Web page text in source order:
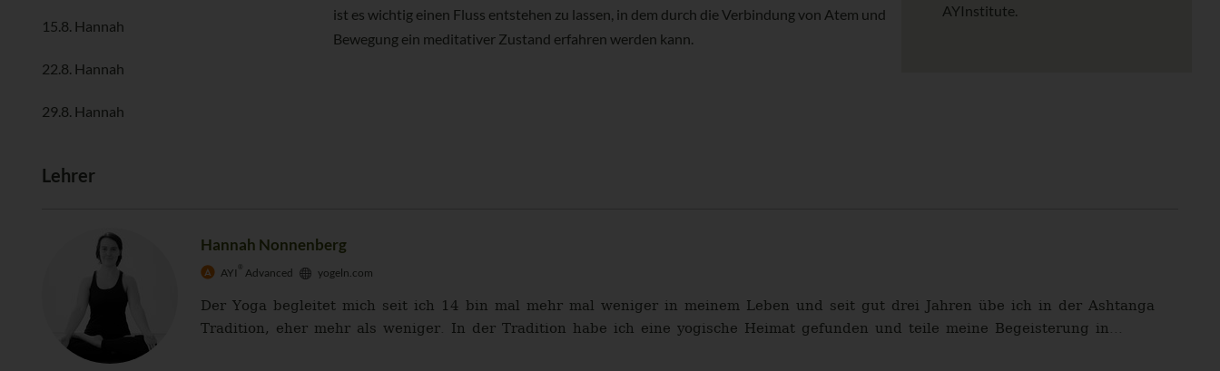
15.8. Hannah
22.8. Hannah
29.8. Hannah
ist es wichtig einen Fluss entstehen zu lassen, in dem durch die Verbindung von Atem und
Bewegung ein meditativer Zustand erfahren werden kann.
AYInstitute.
Lehrer
Hannah Nonnenberg
AYI Advanced yogeln.com
Der Yoga begleitet mich seit ich 14 bin mal mehr mal weniger in meinem Leben und seit gut drei Jahren übe ich in der Ashtanga
Tradition, eher mehr als weniger. In der Tradition habe ich eine yogische Heimat gefunden und teile meine Begeisterung in...